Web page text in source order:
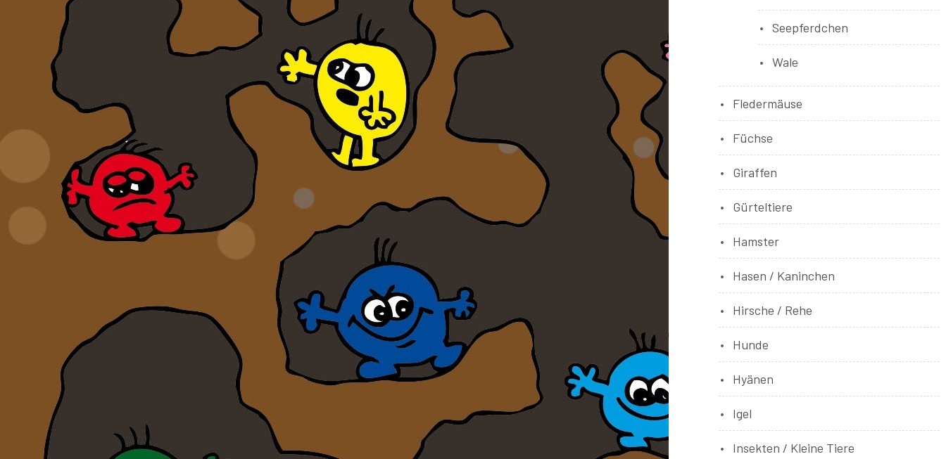
Seepferdchen
Wale
Fledermäuse
Füchse
Giraffen
Gürteltiere
Hamster
Hasen / Kaninchen
Hirsche / Rehe
Hunde
Hyänen
Igel
Insekten / Kleine Tiere